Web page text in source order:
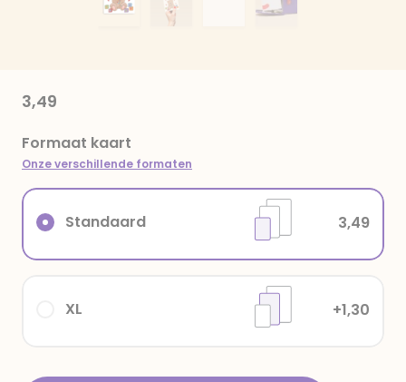
3,49
Formaat kaart
Onze verschillende formaten
XL +1,30
Standaard 3,49